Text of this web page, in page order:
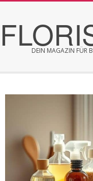
content
DEIN MAGAZIN FÜR